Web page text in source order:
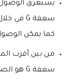
يستغرق
كما يمكن الوصول إلى دبي
من بين أقرب